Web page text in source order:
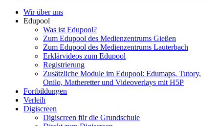
Wir über uns
Edupool
Was ist Edupool?
Zum Edupool des Medienzentrums Gießen
Zum Edupool des Medienzentrums Lauterbach
Erklärvideos zum Edupool
Registrierung
Zusätzliche Module im Edupool: Edumaps, Tutory,
Onilo, Matheretter und Videoverlays mit H5P
Fortbildungen
Verleih
Digiscreen
Digiscreen für die Grundschule